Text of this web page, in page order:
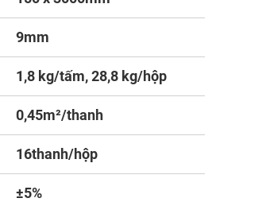
9mm
1,8 kg/tấm, 28,8 kg/hộp
0,45m²/thanh
16thanh/hộp
±5%